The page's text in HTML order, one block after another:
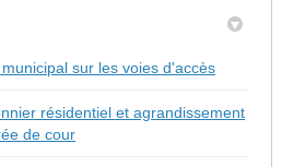
sur les voies d'accès(Liens
résidentiel et agrandissement
de cour(Liens externes)